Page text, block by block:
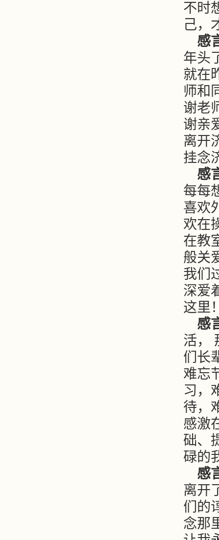
不时
己，
感
年头
就在
师和
谢老
谢亲
离开
挂念
感
每每
喜欢
欢在
在教
般关
我们
深爱
这里
感
活，
们长
难忘
习，
待，
感激
础、
碌的
感
离开
们的
念那